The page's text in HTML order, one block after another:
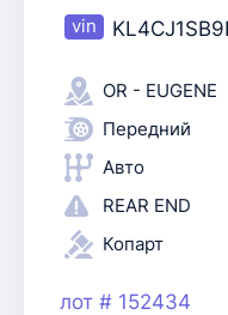
OR - EUGENE
Передний
Авто
REAR END
Копарт
лот # 152434